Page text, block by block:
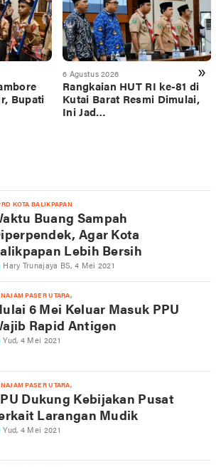
»
Bupati
6 Agustus 2026
Rangkaian HUT RI ke-81 di
Kutai Barat Resmi Dimulai,
Ini Jad…
KOTA BALIKPAPAN
Buang Sampah
Agar Kota
Lebih Bersih
Hary Trunajaya BS,4 Mei 2021
PASER UTARA,
6 Mei Keluar Masuk PPU
Rapid Antigen
Yud, 4 Mei 2021
PASER UTARA,
Dukung Kebijakan Pusat
Larangan Mudik
Yud, 4 Mei 2021